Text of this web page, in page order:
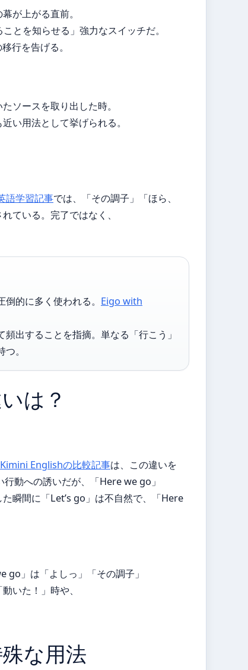
が上がる直前。
とを知らせる」強力なスイッチだ。
行を告げる。
ソースを取り出した時。
い用法として挙げられる。
語学習記事では、「その調子」「ほら、
ている。完了ではなく、
的に多く使われる。 Eigo with
出することを指摘。単なる「行こう」
。
は？
Kimini Englishの比較記事は、この違いを
動への誘いだが、「Here we go」
瞬間に「Let’s go」は不自然で、「Here
go」は「よしっ」「その調子」
いた！」時や、
な用法